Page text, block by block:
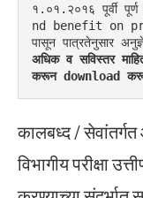
१.०१.२०१६ पूर्वी
nd benefit on
पासून पात्रतेनुसार
अधिक व सविस्तर
करून download
कालबध्द / सेवांतर्गत
विभागीय परीक्षा